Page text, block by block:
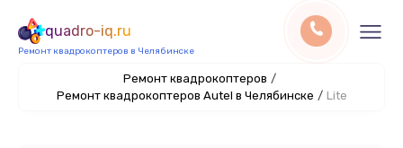
quadro-iq.ru
Ремонт квадрокоптеров в Челябинске
Ремонт квадрокоптеров /
Ремонт квадрокоптеров Autel в Челябинске / Lite